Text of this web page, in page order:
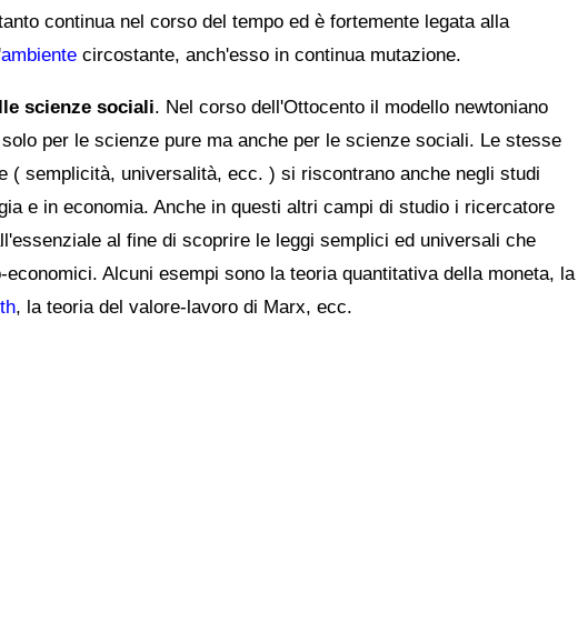
continua nel corso del tempo ed è fortemente legata alla
ambiente circostante, anch'esso in continua mutazione.
scienze sociali. Nel corso dell'Ottocento il modello newtoniano
per le scienze pure ma anche per le scienze sociali. Le stesse
( semplicità, universalità, ecc. ) si riscontrano anche negli studi
e in economia. Anche in questi altri campi di studio i ricercatore
al fine di scoprire le leggi semplici ed universali che
Alcuni esempi sono la teoria quantitativa della moneta, la
, la teoria del valore-lavoro di Marx, ecc.